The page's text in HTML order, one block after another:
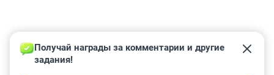
Получай награды за комментарии и другие
задания!